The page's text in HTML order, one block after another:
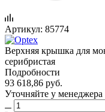
Артикул: 85774
Верхняя крышка для
серибристая
Подробности
93 618,86 руб.
Уточняйте у менеджера